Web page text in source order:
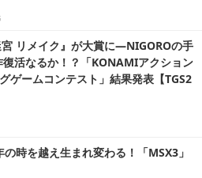
宮 リメイク』が大賞に―NIGOROの手
復活なるか！？「KONAMIアクション
ゲームコンテスト」結果発表【TGS2
の時を越え生まれ変わる！「MSX3」